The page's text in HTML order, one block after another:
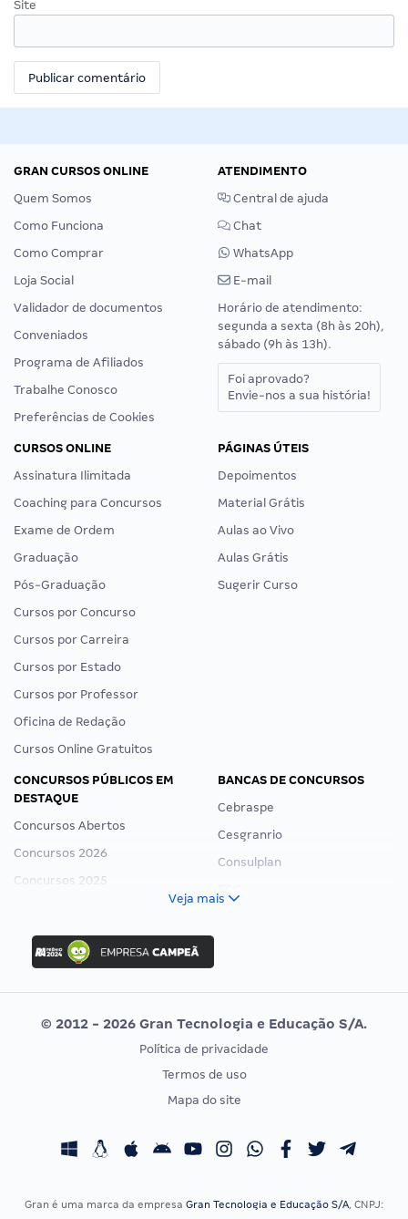
Site
GRAN CURSOS ONLINE
Quem Somos
Como Funciona
Como Comprar
Loja Social
Validador de documentos
Conveniados
Programa de Afiliados
Trabalhe Conosco
Preferências de Cookies
ATENDIMENTO
Central de ajuda
Chat
WhatsApp
E-mail
Horário de atendimento:
segunda a sexta (8h às 20h),
sábado (9h às 13h).
Foi aprovado?
Envie-nos a sua história!
CURSOS ONLINE
Assinatura Ilimitada
Coaching para Concursos
Exame de Ordem
Graduação
Pós-Graduação
Cursos por Concurso
Cursos por Carreira
Cursos por Estado
Cursos por Professor
Oficina de Redação
Cursos Online Gratuitos
PÁGINAS ÚTEIS
Depoimentos
Material Grátis
Aulas ao Vivo
Aulas Grátis
Sugerir Curso
CONCURSOS PÚBLICOS EM
DESTAQUE
Concursos Abertos
Concursos 2026
Concursos 2025
Concurso Ibama
Concurso MPU
Editais publicados
BANCAS DE CONCURSOS
Cebraspe
Cesgranrio
Consulplan
Vunesp
CONCURSOS POR PROFISSÃO
Concursos Fiscais
EXAME DE ORDEM
Calendário OAB
Veja mais
© 2012 - 2026 Gran Tecnologia e Educação S/A.
Política de privacidade
Termos de uso
Mapa do site
Gran é uma marca da empresa Gran Tecnologia e Educação S/A, CNPJ: